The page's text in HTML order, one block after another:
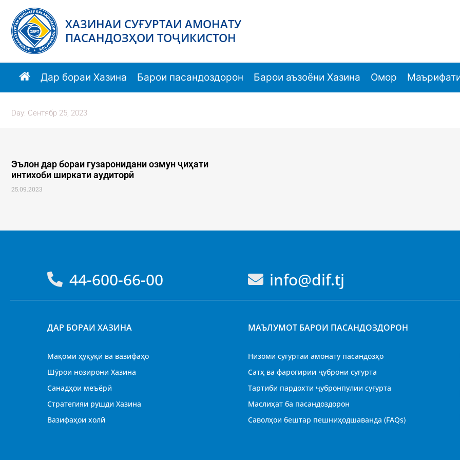
ХАЗИНАИ СУҒУРТАИ АМОНАТУ
ПАСАНДОЗҲОИ ТОҶИКИСТОН
Дар бораи Хазина Барои пасандоздорон Барои аъзоёни Хазина Омор
Day: Cентябр 25, 2023
Эълон дар бораи гузаронидани озмун ҷиҳати
интихоби ширкати аудиторӣ
25.09.2023
44-600-66-00 info@dif.tj
ДАР БОРАИ ХАЗИНА
Мақоми ҳуқуқӣ ва вазифаҳо
Шӯрои нозирони Хазина
Санадҳои меъёрӣ
Стратегияи рушди Хазина
Вазифаҳои холӣ
МАЪЛУМОТ БАРОИ ПАСАНДОЗДОРОН
Низоми суғуртаи амонату пасандозҳо
Сатҳ ва фарогирии ҷуброни суғурта
Тартиби пардохти ҷубронпулии суғурта
Маслиҳат ба пасандоздорон
Саволҳои бештар пешниҳодшаванда (FAQs)